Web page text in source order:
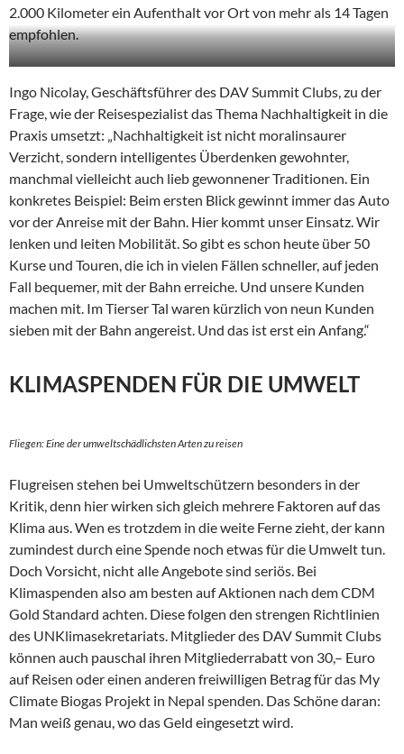
2.000 Kilometer ein Aufenthalt vor Ort von mehr als 14 Tagen
empfohlen.
Wer Skifahren will, sollte hinschauen: Eine neue Gondel bedeutet auch
Eingriff in die Natur.
Ingo Nicolay, Geschäftsführer des DAV Summit Clubs, zu der
Frage, wie der Reisespezialist das Thema Nachhaltigkeit in die
Praxis umsetzt: „Nachhaltigkeit ist nicht moralinsaurer
Verzicht, sondern intelligentes Überdenken gewohnter,
manchmal vielleicht auch lieb gewonnener Traditionen. Ein
konkretes Beispiel: Beim ersten Blick gewinnt immer das Auto
vor der Anreise mit der Bahn. Hier kommt unser Einsatz. Wir
lenken und leiten Mobilität. So gibt es schon heute über 50
Kurse und Touren, die ich in vielen Fällen schneller, auf jeden
Fall bequemer, mit der Bahn erreiche. Und unsere Kunden
machen mit. Im Tierser Tal waren kürzlich von neun Kunden
sieben mit der Bahn angereist. Und das ist erst ein Anfang.“
KLIMASPENDEN FÜR DIE UMWELT
Fliegen: Eine der umweltschädlichsten Arten zu reisen
Flugreisen stehen bei Umweltschützern besonders in der
Kritik, denn hier wirken sich gleich mehrere Faktoren auf das
Klima aus. Wen es trotzdem in die weite Ferne zieht, der kann
zumindest durch eine Spende noch etwas für die Umwelt tun.
Doch Vorsicht, nicht alle Angebote sind seriös. Bei
Klimaspenden also am besten auf Aktionen nach dem CDM
Gold Standard achten. Diese folgen den strengen Richtlinien
des UNKlimasekretariats. Mitglieder des DAV Summit Clubs
können auch pauschal ihren Mitgliederrabatt von 30,– Euro
auf Reisen oder einen anderen freiwilligen Betrag für das My
Climate Biogas Projekt in Nepal spenden. Das Schöne daran:
Man weiß genau, wo das Geld eingesetzt wird.